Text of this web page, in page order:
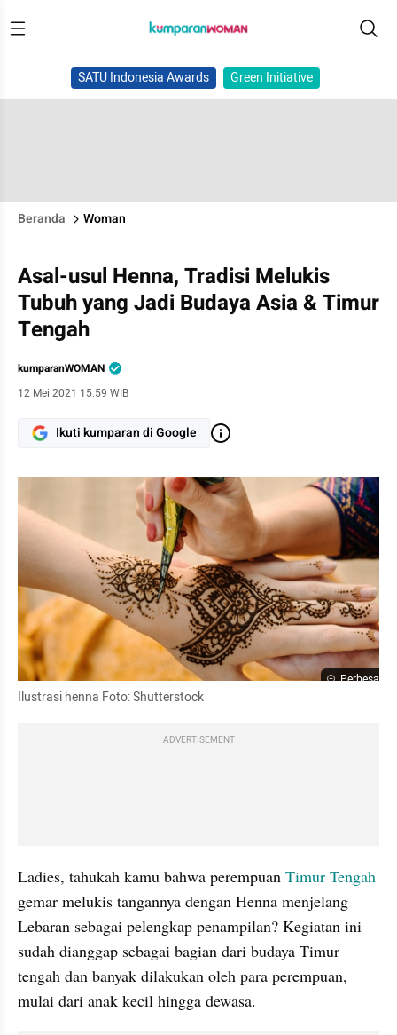
SATU Indonesia Awards Green Initiative
Beranda Woman
Asal-usul Henna, Tradisi Melukis
Tubuh yang Jadi Budaya Asia & Timur
Tengah
kumparanWOMAN
12 Mei 2021 15:59 WIB
Ikuti kumparan di Google
Perbesar
Ilustrasi henna Foto: Shutterstock
ADVERTISEMENT
Ladies, tahukah kamu bahwa perempuan Timur Tengah
gemar melukis tangannya dengan Henna menjelang
Lebaran sebagai pelengkap penampilan? Kegiatan ini
sudah dianggap sebagai bagian dari budaya Timur
tengah dan banyak dilakukan oleh para perempuan,
mulai dari anak kecil hingga dewasa.